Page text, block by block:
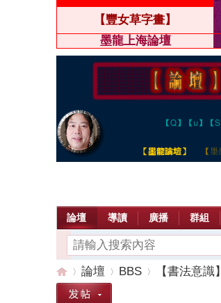
【豐女草字畫】
墨龍上海論壇
論壇 導讀 廣播 群組
論壇 BBS 【書法意識】